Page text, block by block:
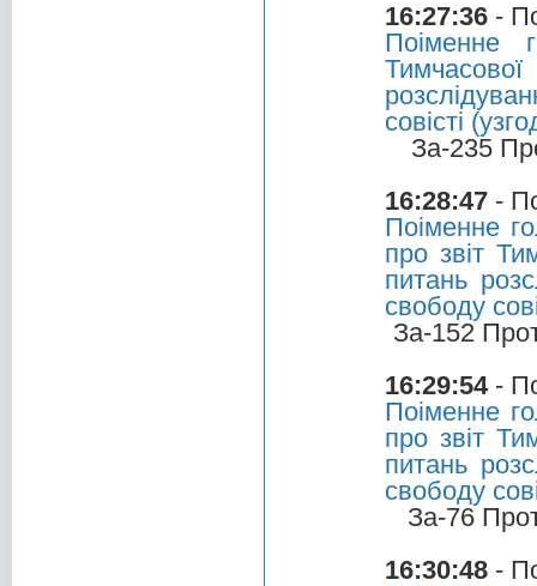
16:27:36 -
Поіменне
Тимчасової
совісті
За-235
16:28:47 -
Поіменне
про звіт
питань
свободу
За-152
16:29:54-
Поіменне
про звіт
питань
свободу
За-76
16:30:48 -